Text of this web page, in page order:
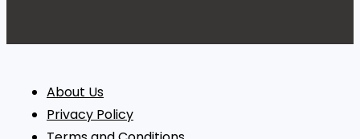
About Us
Privacy Policy